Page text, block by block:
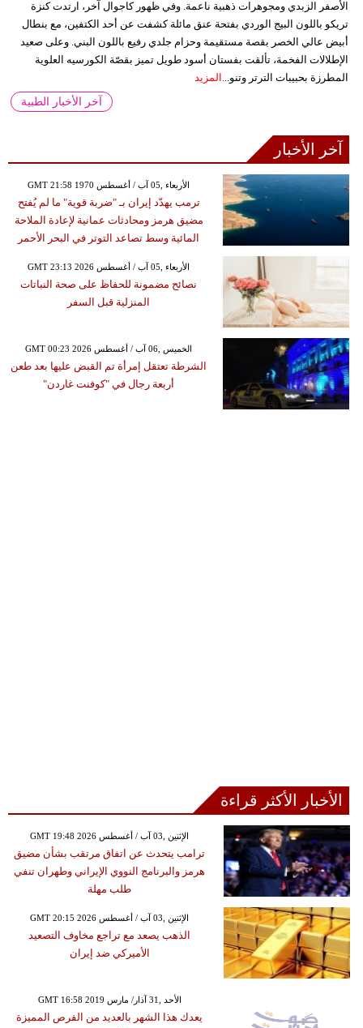
الأصفر الزبدي ومجوهرات ذهبية ناعمة. وفي ظهور كاجوال آخر، ارتدت كنزة
تريكو باللون البيج الوردي بفتحة عنق مائلة كشفت عن أحد الكتفين، مع بنطال
أبيض عالي الخصر بقصة مستقيمة وحزام جلدي رفيع باللون البني. وعلى صعيد
الإطلالات الفخمة، تألقت بفستان أسود طويل تميز بقصّة الكورسيه العلوية
المطرزة بحبيبات الترتر وتنو... المزيد
آخر الأخبار الطبية
آخر الأخبار
GMT 21:58 1970 الأربعاء ,05 آب / أغسطس
ترمب يهدّد إيران بـ "ضربة قوية" ما لم يُفتح
مضيق هرمز ومحادثات عمانية لإعادة الملاحة
المائية وسط تصاعد التوتر في البحر الأحمر
GMT 23:13 2026 الأربعاء ,05 آب / أغسطس
نصائح مضمونة للحفاظ على صحة النباتات
المنزلية قبل السفر
GMT 00:23 2026 الخميس ,06 آب / أغسطس
الشرطة تعتقل إمرأة تم القبض عليها بعد طعن
أربعة رجال في "كوفنت غاردن"
الأخبار الأكثر قراءة
GMT 19:48 2026 الإثنين ,03 آب / أغسطس
ترامب يتحدث عن اتفاق مرتقب بشأن مضيق
هرمز والبرنامج النووي الإيراني وطهران تنفي
طلب مهلة
GMT 20:15 2026 الإثنين ,03 آب / أغسطس
الذهب يصعد مع تراجع مخاوف التصعيد
الأميركي ضد إيران
GMT 16:58 2019 الأحد ,31 آذار/ مارس
يعدك هذا الشهر بالعديد من الفرص المميزة